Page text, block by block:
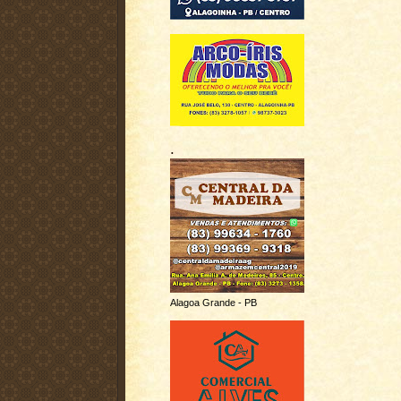
.
Alagoa Grande - PB